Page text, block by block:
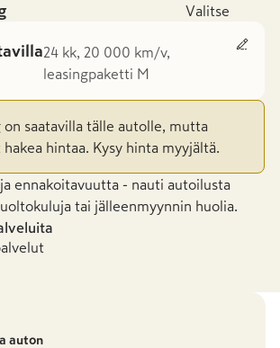
Valitse
24 kk, 20 000 km/v,
leasingpaketti M
on saatavilla tälle autolle, mutta
hintaa. Kysy hinta myyjältä.
ennakoitavuutta - nauti autoilusta
tai jälleenmyynnin huolia.
auton